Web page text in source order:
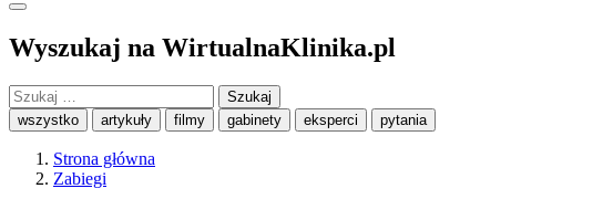
Wyszukaj na WirtualnaKlinika.pl
Szukaj:
wszystko artykuły filmy gabinety eksperci pytania
Strona główna
Zabiegi